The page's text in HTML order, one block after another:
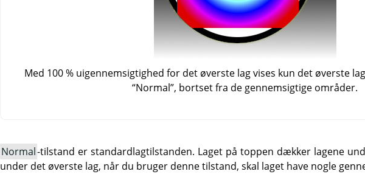
Med 100 % uigennemsigtighed for det øverste lag vises kun det øverste
“Normal”, bortset fra de gennemsigtige områder.
Normal-tilstand er standardlagtilstanden. Laget på toppen dækker lagene
under det øverste lag, når du bruger denne tilstand, skal laget have nogle